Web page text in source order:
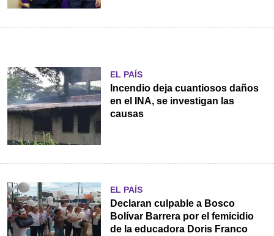
EL PAÍS
Incendio deja cuantiosos daños
en el INA, se investigan las
causas
EL PAÍS
Declaran culpable a Bosco
Bolívar Barrera por el femicidio
de la educadora Doris Franco